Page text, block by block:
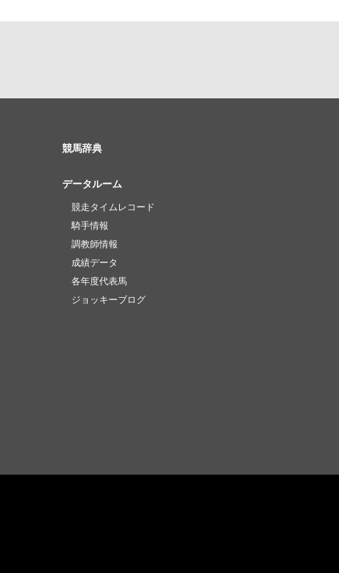
競馬辞典
データルーム
競走タイムレコード
騎手情報
調教師情報
成績データ
各年度代表馬
ジョッキーブログ